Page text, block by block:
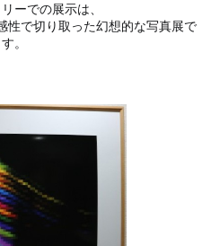
ーでの展示は、
性で切り取った幻想的な写真展で
す。